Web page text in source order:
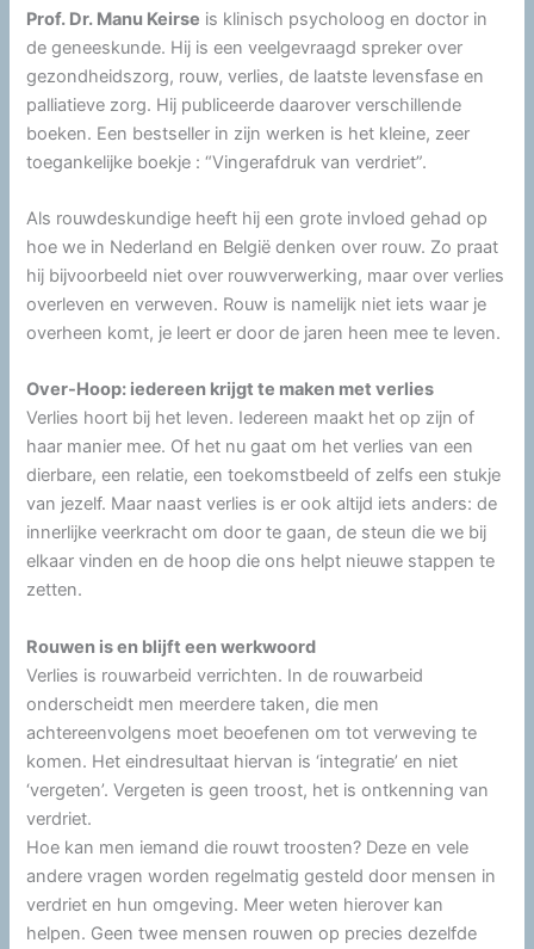
Prof. Dr. Manu Keirse is klinisch psycholoog en doctor in
de geneeskunde. Hij is een veelgevraagd spreker over
gezondheidszorg, rouw, verlies, de laatste levensfase en
palliatieve zorg. Hij publiceerde daarover verschillende
boeken. Een bestseller in zijn werken is het kleine, zeer
toegankelijke boekje : “Vingerafdruk van verdriet”.
Als rouwdeskundige heeft hij een grote invloed gehad op
hoe we in Nederland en België denken over rouw. Zo praat
hij bijvoorbeeld niet over rouwverwerking, maar over verlies
overleven en verweven. Rouw is namelijk niet iets waar je
overheen komt, je leert er door de jaren heen mee te leven.
Over-Hoop: iedereen krijgt te maken met verlies
Verlies hoort bij het leven. Iedereen maakt het op zijn of
haar manier mee. Of het nu gaat om het verlies van een
dierbare, een relatie, een toekomstbeeld of zelfs een stukje
van jezelf. Maar naast verlies is er ook altijd iets anders: de
innerlijke veerkracht om door te gaan, de steun die we bij
elkaar vinden en de hoop die ons helpt nieuwe stappen te
zetten.
Rouwen is en blijft een werkwoord
Verlies is rouwarbeid verrichten. In de rouwarbeid
onderscheidt men meerdere taken, die men
achtereenvolgens moet beoefenen om tot verweving te
komen. Het eindresultaat hiervan is ‘integratie’ en niet
‘vergeten’. Vergeten is geen troost, het is ontkenning van
verdriet.
Hoe kan men iemand die rouwt troosten? Deze en vele
andere vragen worden regelmatig gesteld door mensen in
verdriet en hun omgeving. Meer weten hierover kan
helpen. Geen twee mensen rouwen op precies dezelfde